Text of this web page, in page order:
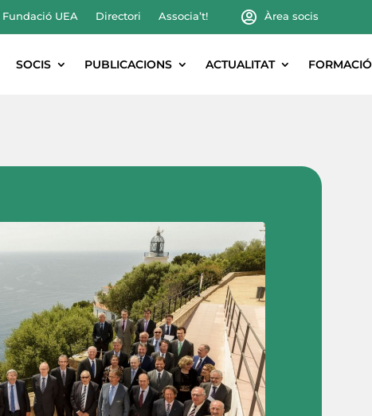
Fundació UEA Directori Associa’t! Àrea socis
SOCIS PUBLICACIONS ACTUALITAT FORMACIÓ